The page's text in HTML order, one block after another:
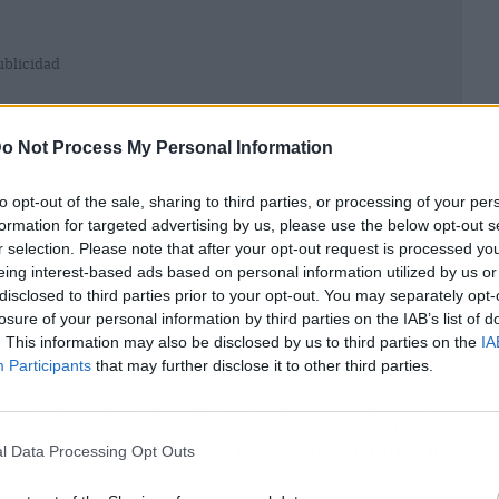
Not Process My Personal Information
opt-out of the sale, sharing to third parties, or processing of your
for targeted advertising by us, please use the below opt-out
selection. Please note that after your opt-out request is processed
interest-based ads based on personal information utilized by us
to third parties prior to your opt-out. You may separately
of your personal information by third parties on the IAB’s list of
This information may also be disclosed by us to third parties on the
Participants that may further disclose it to other third parties.
Data Processing Opt Outs
e intuitivo. Y detrás de este enfoque hay
una diseñadora que escucha antes de